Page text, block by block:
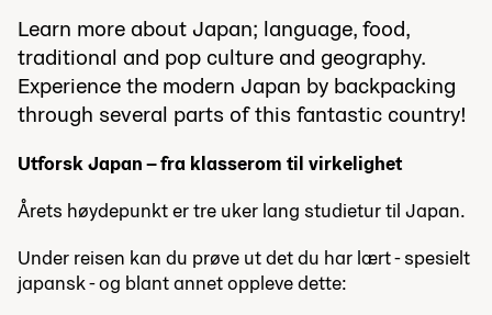
Learn more about Japan; language, food,
traditional and pop culture and geography.
Experience the modern Japan by backpacking
through several parts of this fantastic country!
Utforsk Japan – fra klasserom til virkelighet
Årets høydepunkt er tre uker lang studietur til Japan.
Under reisen kan du prøve ut det du har lært - spesielt
japansk - og blant annet oppleve dette: